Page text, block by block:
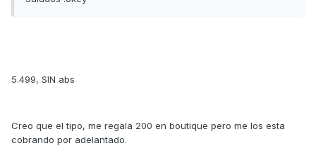
5.499, SIN abs
Creo que el tipo, me regala 200 en boutique pero me los esta
cobrando por adelantado.